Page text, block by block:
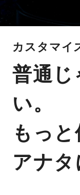
カスタマイ
普通じ
い。
もっ
アナタ